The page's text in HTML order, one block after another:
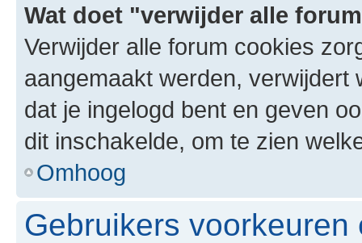
Wat doet "verwijder alle
Verwijder alle forum cookies
aangemaakt werden,
dat je ingelogd bent en geven
dit inschakelde, om te zien
Omhoog
Gebruikers voorkeuren